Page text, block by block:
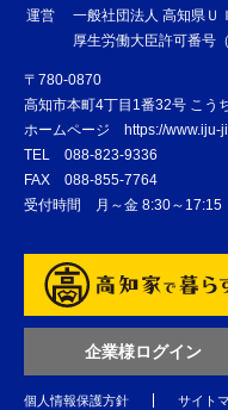
運営
一般社団法人 高知県Ｕ
厚生労働大臣許可番号
〒780-0870
高知市本町4丁目1番32号 こう
ホームページ https://www.iju-
TEL 088-823-9336
FAX 088-855-7764
受付時間 月～金 8:30～17:15
企業様ログイン
個人情報保護方針 サイト